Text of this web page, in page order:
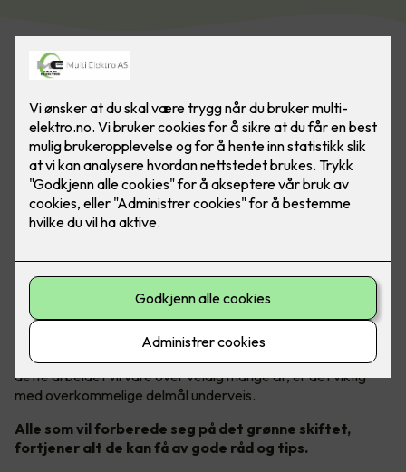
Gode bærekraftsmål i fokus
Godt bærekraftsarbeid er avhengig av konkrete mål. Fordi
dette arbeidet vil vare over veldig mange år, er det viktig
med overkommelige delmål underveis.
Alle som vil forberede seg på det grønne skiftet,
fortjener alt de kan få av gode råd og tips.